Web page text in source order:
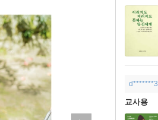
d*******3
교사용